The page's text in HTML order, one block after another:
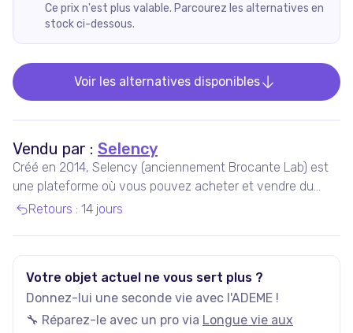
Ce prix n'est plus valable. Parcourez les alternatives en
stock ci-dessous.
Voir les alternatives disponibles
Vendu par : Selency
Créé en 2014, Selency (anciennement Brocante Lab) est
une plateforme où vous pouvez acheter et vendre du
mobilier et des décorations uniques de seconde main,
Retours : 14 jours
Votre objet actuel ne vous sert plus ?
Donnez-lui une seconde vie avec l'ADEME !
🔧 Réparez-le avec un pro via Longue vie aux